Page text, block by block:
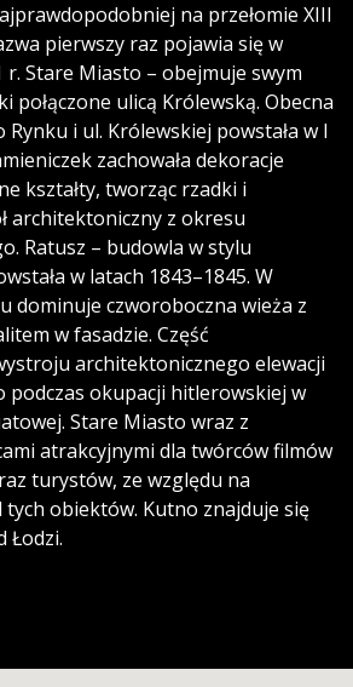
na przełomie XIII
pierwszy raz pojawia się w
r. Stare Miasto – obejmuje swym
połączone ulicą Królewską. Obecna
i ul. Królewskiej powstała w I
zachowała dekoracje
kształty, tworząc rzadki i
architektoniczny z okresu
Ratusz – budowla w stylu
w latach 1843–1845. W
dominuje czworoboczna wieża z
w fasadzie. Część
architektonicznego elewacji
okupacji hitlerowskiej w
Stare Miasto wraz z
atrakcyjnymi dla twórców filmów
turystów, ze względu na
obiektów. Kutno znajduje się
Łodzi.